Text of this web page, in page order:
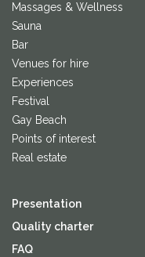
Massages & Wellness
Sauna
Bar
Venues for hire
Experiences
Festival
Gay Beach
Points of interest
Real estate
Presentation
Quality charter
FAQ